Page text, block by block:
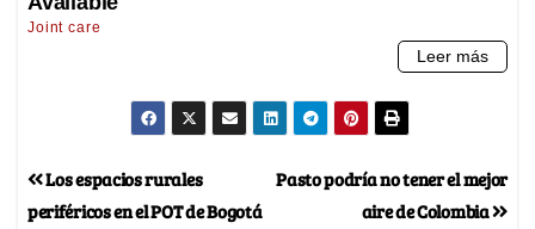
Pasto podría no tener el mejor
aire de Colombia
Los espacios rurales
periféricos en el POT de Bogotá